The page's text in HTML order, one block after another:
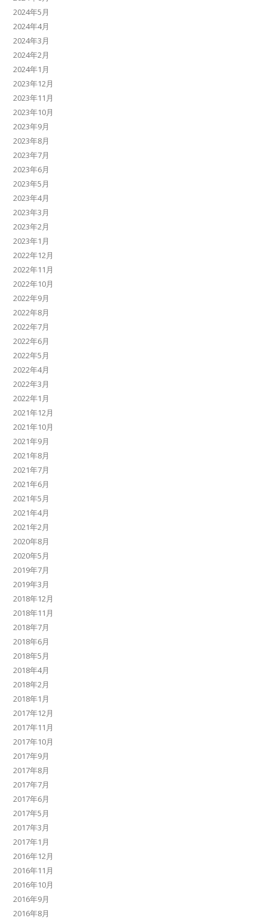
2024年5月
2024年4月
2024年3月
2024年2月
2024年1月
2023年12月
2023年11月
2023年10月
2023年9月
2023年8月
2023年7月
2023年6月
2023年5月
2023年4月
2023年3月
2023年2月
2023年1月
2022年12月
2022年11月
2022年10月
2022年9月
2022年8月
2022年7月
2022年6月
2022年5月
2022年4月
2022年3月
2022年1月
2021年12月
2021年10月
2021年9月
2021年8月
2021年7月
2021年6月
2021年5月
2021年4月
2021年2月
2020年8月
2020年5月
2019年7月
2019年3月
2018年12月
2018年11月
2018年7月
2018年6月
2018年5月
2018年4月
2018年2月
2018年1月
2017年12月
2017年11月
2017年10月
2017年9月
2017年8月
2017年7月
2017年6月
2017年5月
2017年3月
2017年1月
2016年12月
2016年11月
2016年10月
2016年9月
2016年8月